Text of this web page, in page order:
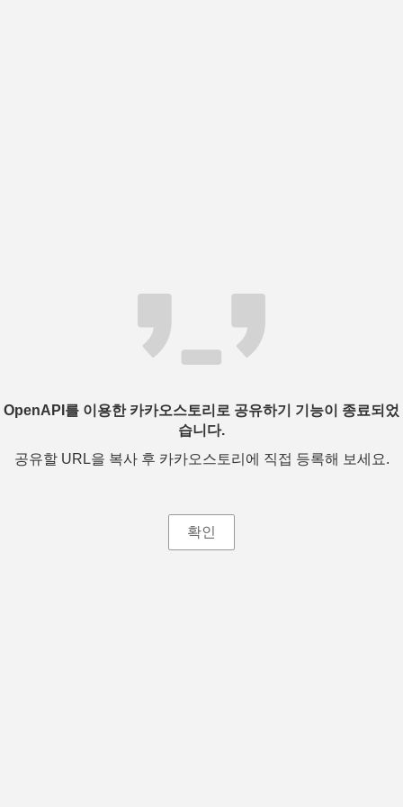
OpenAPI를 이용한 카카오스토리로 공유하기 기능이 종료되었
습니다.
공유할 URL을 복사 후 카카오스토리에 직접 등록해 보세요.
확인